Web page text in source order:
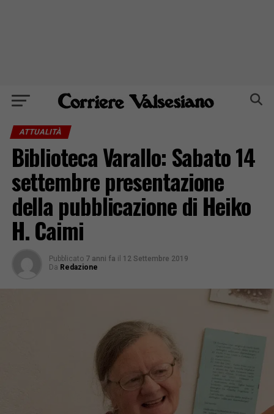
ATTUALITÀ
Biblioteca Varallo: Sabato 14
settembre presentazione
della pubblicazione di Heiko
H. Caimi
Pubblicato 7 anni fa il 12 Settembre 2019
Da Redazione